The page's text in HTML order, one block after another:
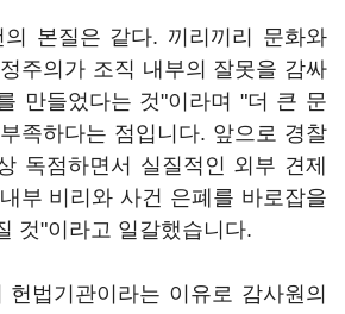
본질은 같다. 끼리끼리 문화와
주의가 조직 내부의 잘못을 감싸
만들었다는 것"이라며 "더 큰 문
족하다는 점입니다. 앞으로 경찰
독점하면서 실질적인 외부 견제
부 비리와 사건 은폐를 바로잡을
것"이라고 일갈했습니다.
법기관이라는 이유로 감사원의